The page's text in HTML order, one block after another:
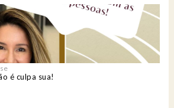
é culpa sua!